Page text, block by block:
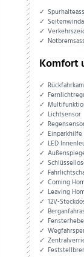
Komfort
Lichtsensor
LED
Coming
Leaving
12V-